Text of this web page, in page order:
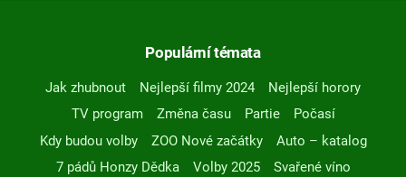
Populární témata
Jak zhubnout Nejlepší filmy 2024
Nejlepší horory
TV program
Změna času Partie
Počasí
Kdy budou volby
ZOO Nové začátky
Auto – katalog
7 pádů Honzy Dědka
Volby 2025
Svařené víno